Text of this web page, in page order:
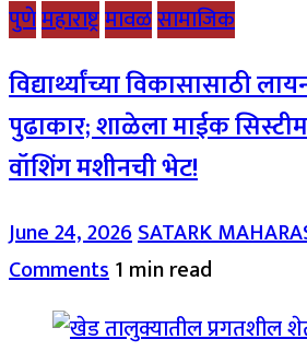
पुणेमहाराष्ट्रमावळसामाजिक
विद्यार्थ्यांच्या विकासासाठी
पुढाकार; शाळेला माईक सिस्टीम
वॉशिंग मशीनची भेट!
June 24, 2026SATARK
Comments1 min read